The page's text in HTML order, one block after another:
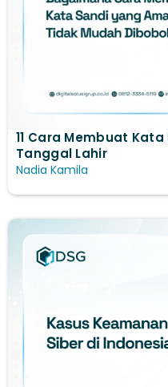
11 Cara Membuat
Tanggal Lahir
Nadia Kamila